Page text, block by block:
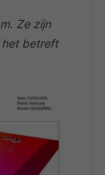
Ze zijn
het betreft